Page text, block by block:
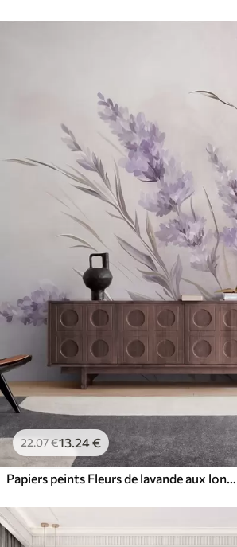
22.07€13.24€
Papiers peints Fleurs de lavande aux longues tiges et feuilles, œuvre d'art aux textures douces aux tons pastel